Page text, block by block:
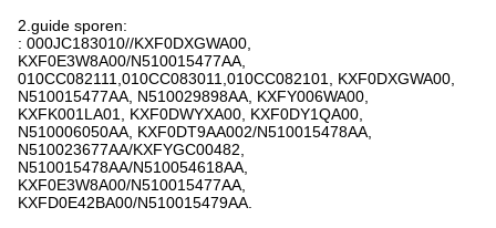
2.guide sporen:
: 000JC183010//KXF0DXGWA00,
KXF0E3W8A00/N510015477AA,
010CC082111,010CC083011,010CC082101, KXF0DXGWA00,
N510015477AA, N510029898AA, KXFY006WA00,
KXFK001LA01, KXF0DWYXA00, KXF0DY1QA00,
N510006050AA, KXF0DT9AA002/N510015478AA,
N510023677AA/KXFYGC00482,
N510015478AA/N510054618AA,
KXF0E3W8A00/N510015477AA,
KXFD0E42BA00/N510015479AA.